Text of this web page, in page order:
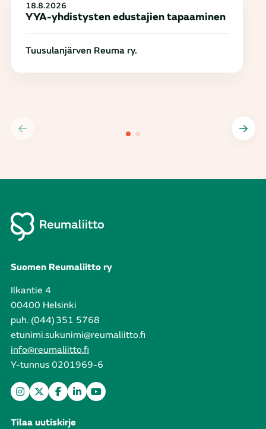
18.8.2026
YYA-yhdistysten edustajien tapaaminen
Tuusulanjärven Reuma ry.
Suomen Reumaliitto ry
Ilkantie 4
00400 Helsinki
puh. (044) 351 5768
etunimi.sukunimi@reumaliitto.fi
info@reumaliitto.fi
Y-tunnus 0201969-6
Tilaa uutiskirje